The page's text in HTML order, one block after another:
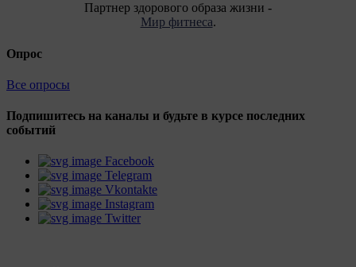
Партнер здорового образа жизни -
Мир фитнеса.
Опрос
Все опросы
Подпишитесь на каналы и будьте в курсе последних
событий
Facebook
Telegram
Vkontakte
Instagram
Twitter